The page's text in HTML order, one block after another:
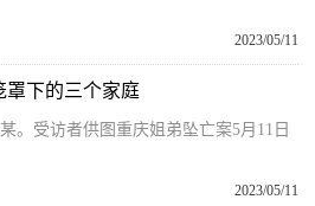
2023/05/11
罩下的三个家庭
。受访者供图重庆姐弟坠亡案5月11日
2023/05/11